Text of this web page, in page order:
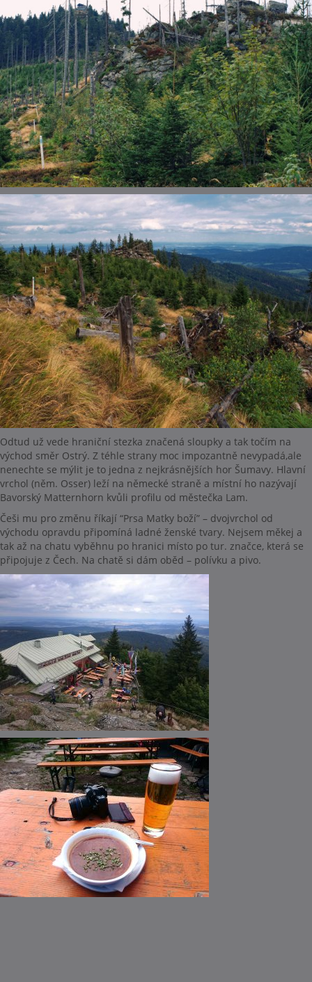
Odtud už vede hraniční stezka značená sloupky a tak točím na
východ směr Ostrý. Z téhle strany moc impozantně nevypadá,ale
nenechte se mýlit je to jedna z nejkrásnějších hor Šumavy. Hlavní
vrchol (něm. Osser) leží na německé straně a místní ho nazývají
Bavorský Matternhorn kvůli profilu od městečka Lam.
Češi mu pro změnu říkají “Prsa Matky boží” – dvojvrchol od
východu opravdu připomíná ladné ženské tvary. Nejsem měkej a
tak až na chatu vyběhnu po hranici místo po tur. značce, která se
připojuje z Čech. Na chatě si dám oběd – polívku a pivo.